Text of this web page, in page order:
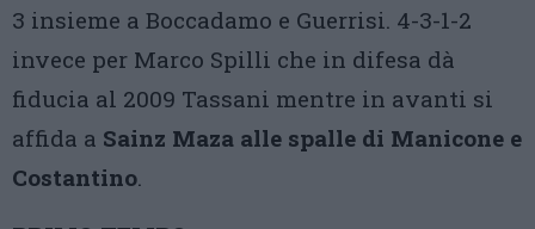
3 insieme a Boccadamo e Guerrisi. 4-3-1-2
invece per Marco Spilli che in difesa dà
fiducia al 2009 Tassani mentre in avanti si
affida a Sainz Maza alle spalle di Manicone e
Costantino.